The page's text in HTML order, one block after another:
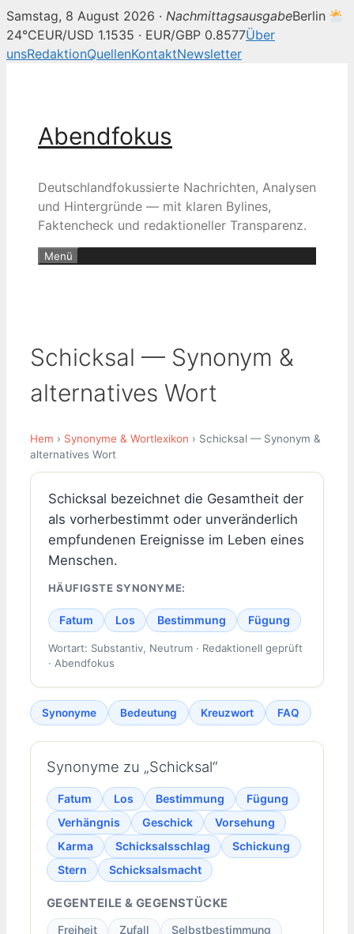
Samstag, 8 August 2026 · NachmittagsausgabeBerlin
24°CEUR/USD 1.1535 · EUR/GBP 0.8577Über
unsRedaktionQuellenKontaktNewsletter
Abendfokus
Deutschlandfokussierte Nachrichten, Analysen
und Hintergründe — mit klaren Bylines,
Faktencheck und redaktioneller Transparenz.
Menü
Schicksal — Synonym &
alternatives Wort
Hem › Synonyme & Wortlexikon › Schicksal — Synonym &
alternatives Wort
Schicksal bezeichnet die Gesamtheit der
als vorherbestimmt oder unveränderlich
empfundenen Ereignisse im Leben eines
Menschen.
HÄUFIGSTE SYNONYME:
Fatum Los Bestimmung Fügung
Wortart: Substantiv, Neutrum · Redaktionell geprüft
· Abendfokus
Synonyme Bedeutung Kreuzwort FAQ
Synonyme zu „Schicksal“
Fatum Los Bestimmung
Fügung
Verhängnis
Geschick
Vorsehung
Karma
Schicksalsschlag
Schickung
Stern
Schicksalsmacht
GEGENTEILE & GEGENSTÜCKE
Freiheit Zufall
Selbstbestimmung